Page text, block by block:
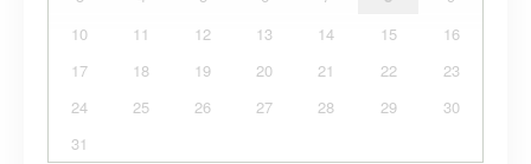
10
11 12 13 14 15
16
17
18 19 20 21 22
23
24
25 26 27 28 29
30
31